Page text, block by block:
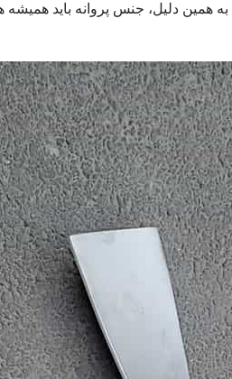
به همین دلیل، جنس پروانه باید همیشه